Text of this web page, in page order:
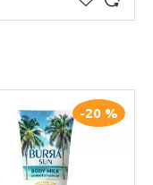
-20 %